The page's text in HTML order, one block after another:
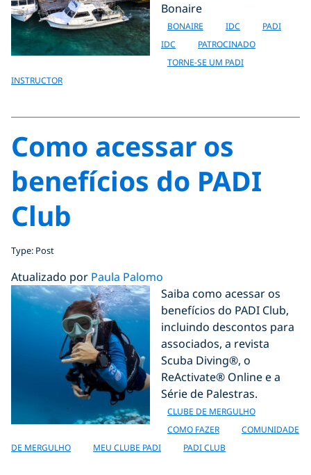
Bonaire
BONAIRE IDC
PADI
IDC
PATROCINADO
TORNE-SE UM PADI
INSTRUCTOR
Como acessar os
benefícios do PADI
Club
Type: Post
Atualizado por Paula Palomo
Saiba como acessar os
benefícios do PADI Club,
incluindo descontos para
associados, a revista
Scuba Diving®, o
ReActivate® Online e a
Série de Palestras.
CLUBE DE MERGULHO
COMO FAZER
COMUNIDADE
DE MERGULHO
MEU CLUBE PADI PADI CLUB